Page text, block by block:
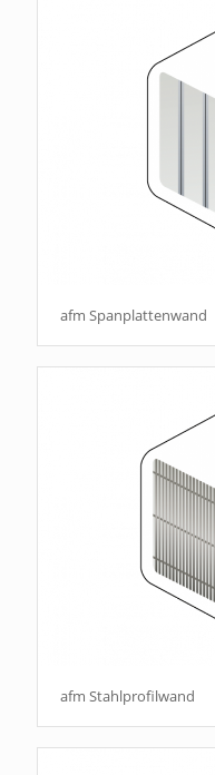
afm Spanplattenwand
afm Stahlprofilwand